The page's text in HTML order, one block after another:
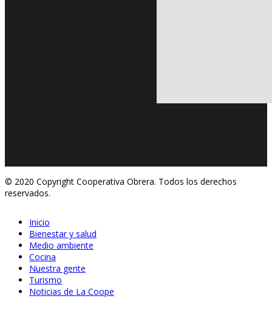
© 2020 Copyright Cooperativa Obrera. Todos los derechos
reservados.
Inicio
Bienestar y salud
Medio ambiente
Cocina
Nuestra gente
Turismo
Noticias de La Coope